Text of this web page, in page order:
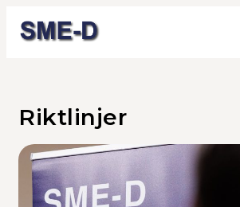
Medlemmar
Våra medlemmar
Riktlinjer